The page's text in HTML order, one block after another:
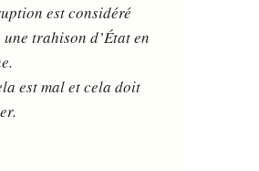
est considéré
une trahison d’État en
est mal et cela doit